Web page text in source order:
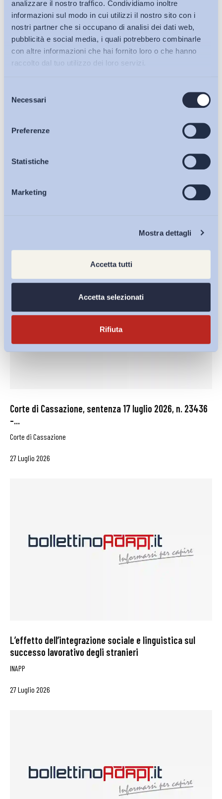
analizzare il nostro traffico. Condividiamo inoltre
informazioni sul modo in cui utilizzi il nostro sito con i
nostri partner che si occupano di analisi dei dati web,
pubblicità e social media, i quali potrebbero combinarle
con altre informazioni che hai fornito loro o che hanno
raccolto dal tuo utilizzo dei loro servizi.
delNecessari
Preferenze
Statistiche
Marketing
Mostra dettagli
Accetta tutti
Accetta selezionati
Rifiuta
Bollettini ADAPT
Articoli
Osservatori
Eventi
decreto carente sul...
Corte di Cassazione, sentenza 17 luglio 2026, n. 23436
–...
Corte di Cassazione
27 Luglio 2026
L’effetto dell’integrazione sociale e linguistica sul
successo lavorativo degli stranieri
INAPP
27 Luglio 2026